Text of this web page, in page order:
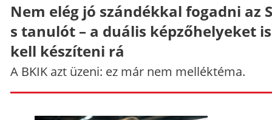
Nem elég jó szándékkal fogadni az
s tanulót – a duális képzőhelyeket
kell készíteni rá
A BKIK azt üzeni: ez már nem melléktéma.